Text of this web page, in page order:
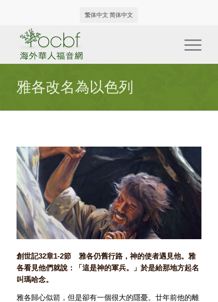
繁体中文 简体中文
雅各改名為以色列
創世記32章1-2節 雅各仍舊行路，神的使者遇見他。雅
各看見他們就說：「這是神的軍兵。」於是給那地方起名
叫瑪哈念。
雅各歸心似箭，但是卻有一個很大的隱憂。廿年前他的離